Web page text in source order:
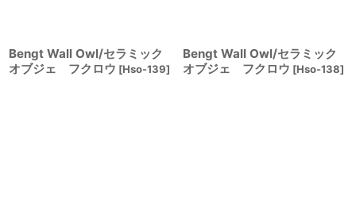
Bengt Wall Owl/セラミック
オブジェ フクロウ [Hso-139]
Bengt Wall Owl/セラミック
オブジェ フクロウ [Hso-138]